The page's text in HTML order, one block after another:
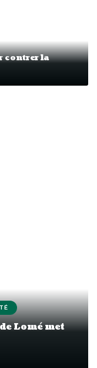
contrer la
Lomé met